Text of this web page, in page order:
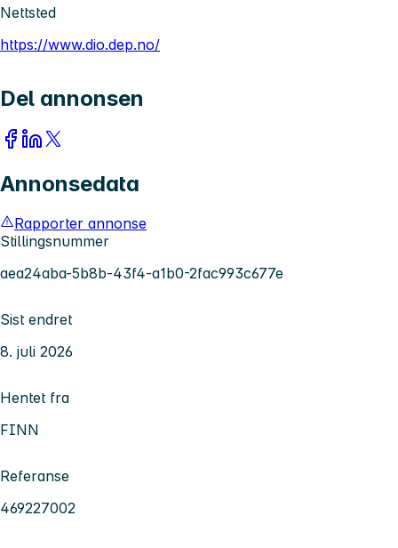
Nettsted
https://www.dio.dep.no/
Del annonsen
Annonsedata
Rapporter annonse
Stillingsnummer
aea24aba-5b8b-43f4-a1b0-2fac993c677e
Sist endret
8. juli 2026
Hentet fra
FINN
Referanse
469227002